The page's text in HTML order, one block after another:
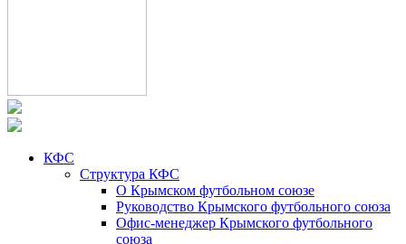
КФС
Структура КФС
О Крымском футбольном союзе
Руководство Крымского футбольного союза
Офис-менеджер Крымского футбольного
союза